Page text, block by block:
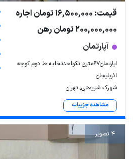
قیمت: 16,500,000 تومان اجاره
200,000,000 تومان رهن
آپارتمان
اپارتمان۶۷متری تکواحدتخلیه ط دوم کوچه
اذربایجان
شهرک شریعتی, تهران
مشاهده جزییات
4 تصویر